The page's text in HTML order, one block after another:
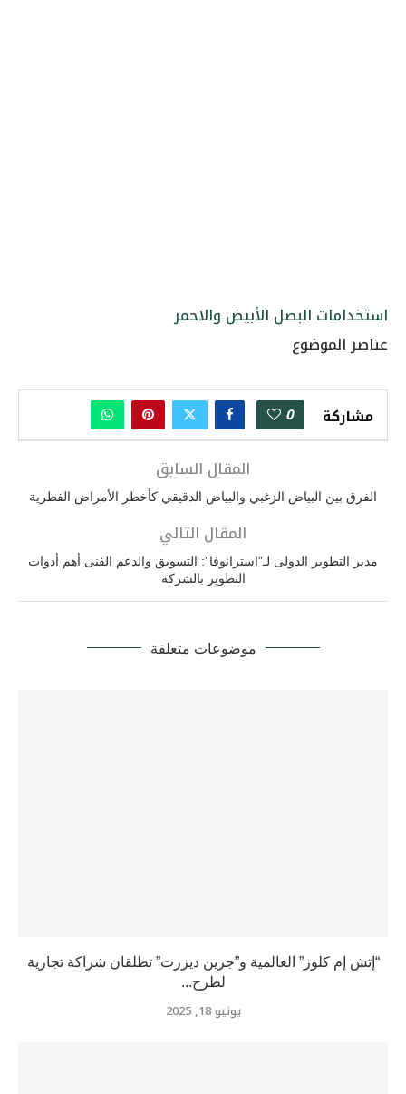
استخدامات البصل الأبيض والاحمر
عناصر الموضوع
مشاركة 0
المقال السابق
الفرق بين البياض الزغبي والبياض الدقيقي كأخطر الأمراض الفطرية
المقال التالي
مدير التطوير الدولى لـ”استرانوفا”: التسويق والدعم الفنى أهم أدوات
التطوير بالشركة
موضوعات متعلقة
“إتش إم كلوز” العالمية و”جرين ديزرت” تطلقان شراكة تجارية
لطرح...
يونيو 18, 2025